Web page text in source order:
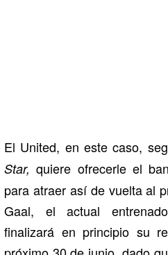
El United, en este caso,
Star,quiere ofrecerle el
para atraer así de vuelta al
Gaal, el actual
finalizará en principio su